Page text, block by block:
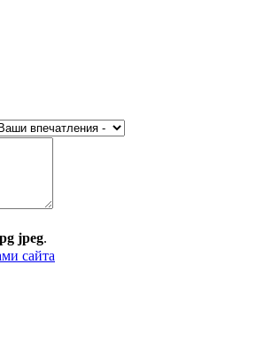
jpeg.
сайта